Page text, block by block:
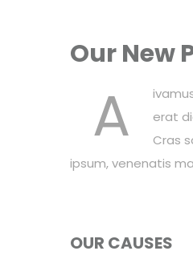
Our New
A
erat
Cras
ipsum, venenatis
OUR CAUSES